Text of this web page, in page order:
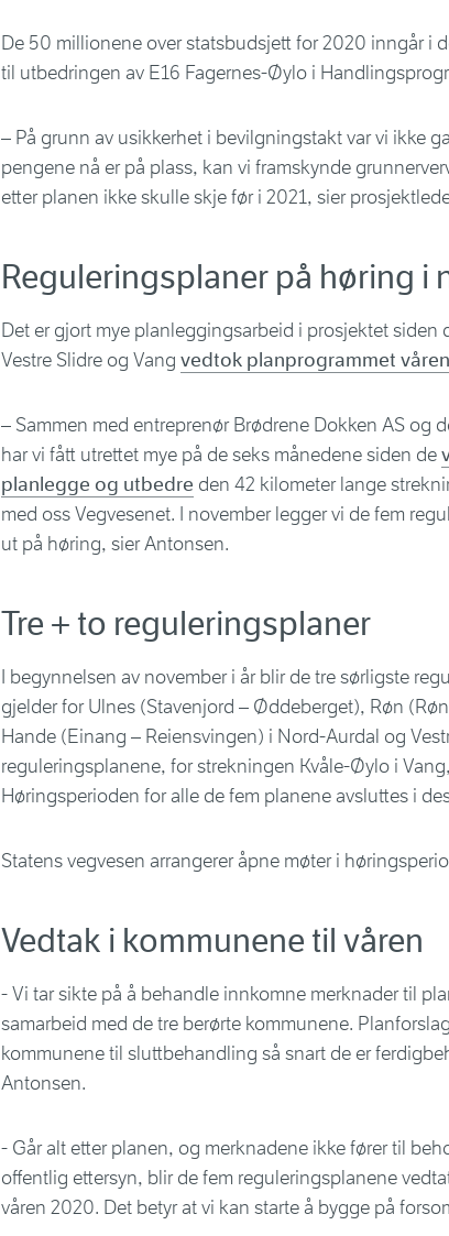
De 50 millionene over statsbudsjett for 2020 inngår i
til utbedringen av E16 Fagernes-Øylo i
– På grunn av usikkerhet i bevilgningstakt var vi ikke
pengene nå er på plass, kan vi framskynde
etter planen ikke skulle skje før i 2021, sier
Reguleringsplaner på høring i
Det er gjort mye planleggingsarbeid i prosjektet siden
Vestre Slidre og Vang vedtok planprogrammet
– Sammen med entreprenør Brødrene Dokken AS og
har vi fått utrettet mye på de seks månedene siden de
planlegge og utbedre den 42 kilometer lange
med oss Vegvesenet. I november legger vi de fem
ut på høring, sier Antonsen.
Tre + to reguleringsplaner
I begynnelsen av november i år blir de tre sørligste
gjelder for Ulnes (Stavenjord – Øddeberget), Røn
Hande (Einang – Reiensvingen) i Nord-Aurdal og
reguleringsplanene, for strekningen Kvåle-Øylo i
Høringsperioden for alle de fem planene avsluttes i
Statens vegvesen arrangerer åpne møter i
Vedtak i kommunene til våren
- Vi tar sikte på å behandle innkomne merknader til
samarbeid med de tre berørte kommunene.
kommunene til sluttbehandling så snart de er
Antonsen.
- Går alt etter planen, og merknadene ikke fører til
offentlig ettersyn, blir de fem reguleringsplanene
våren 2020. Det betyr at vi kan starte å bygge på